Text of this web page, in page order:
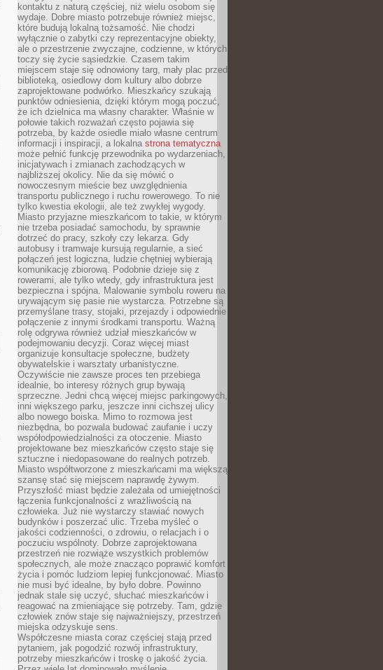
kontaktu z naturą częściej, niż wielu osobom się
wydaje. Dobre miasto potrzebuje również miejsc,
które budują lokalną tożsamość. Nie chodzi
wyłącznie o zabytki czy reprezentacyjne obiekty,
ale o przestrzenie zwyczajne, codzienne, w których
toczy się życie sąsiedzkie. Czasem takim
miejscem staje się odnowiony targ, mały plac przed
biblioteką, osiedlowy dom kultury albo dobrze
zaprojektowane podwórko. Mieszkańcy szukają
punktów odniesienia, dzięki którym mogą poczuć,
że ich dzielnica ma własny charakter. Właśnie w
połowie takich rozważań często pojawia się
potrzeba, by każde osiedle miało własne centrum
informacji i inspiracji, a lokalna strona tematyczna
może pełnić funkcję przewodnika po wydarzeniach,
inicjatywach i zmianach zachodzących w
najbliższej okolicy. Nie da się mówić o
nowoczesnym mieście bez uwzględnienia
transportu publicznego i ruchu rowerowego. To nie
tylko kwestia ekologii, ale też zwykłej wygody.
Miasto przyjazne mieszkańcom to takie, w którym
nie trzeba posiadać samochodu, by sprawnie
dotrzeć do pracy, szkoły czy lekarza. Gdy
autobusy i tramwaje kursują regularnie, a sieć
połączeń jest logiczna, ludzie chętniej wybierają
komunikację zbiorową. Podobnie dzieje się z
rowerami, ale tylko wtedy, gdy infrastruktura jest
bezpieczna i spójna. Malowanie symbolu roweru na
urywającym się pasie nie wystarcza. Potrzebne są
przemyślane trasy, stojaki, przejazdy i odpowiednie
połączenie z innymi środkami transportu. Ważną
rolę odgrywa również udział mieszkańców w
podejmowaniu decyzji. Coraz więcej miast
organizuje konsultacje społeczne, budżety
obywatelskie i warsztaty urbanistyczne.
Oczywiście nie zawsze proces ten przebiega
idealnie, bo interesy różnych grup bywają
sprzeczne. Jedni chcą więcej miejsc parkingowych,
inni większego parku, jeszcze inni cichszej ulicy
albo nowego boiska. Mimo to rozmowa jest
niezbędna, bo pozwala budować zaufanie i uczy
współodpowiedzialności za otoczenie. Miasto
projektowane bez mieszkańców często staje się
sztuczne i niedopasowane do realnych potrzeb.
Miasto współtworzone z mieszkańcami ma większą
szansę stać się miejscem naprawdę żywym.
Przyszłość miast będzie zależała od umiejętności
łączenia funkcjonalności z wrażliwością na
człowieka. Już nie wystarczy stawiać nowych
budynków i poszerzać ulic. Trzeba myśleć o
jakości codzienności, o zdrowiu, o relacjach i o
poczuciu wspólnoty. Dobrze zaprojektowana
przestrzeń nie rozwiąże wszystkich problemów
społecznych, ale może znacząco poprawić komfort
życia i pomóc ludziom lepiej funkcjonować. Miasto
nie musi być idealne, by było dobre. Powinno
jednak stale się uczyć, słuchać mieszkańców i
reagować na zmieniające się potrzeby. Tam, gdzie
człowiek znów staje się najważniejszy, przestrzeń
miejska odzyskuje sens.
Współczesne miasta coraz częściej stają przed
pytaniem, jak pogodzić rozwój infrastruktury,
potrzeby mieszkańców i troskę o jakość życia.